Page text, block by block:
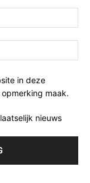
in deze
maak.
nieuws